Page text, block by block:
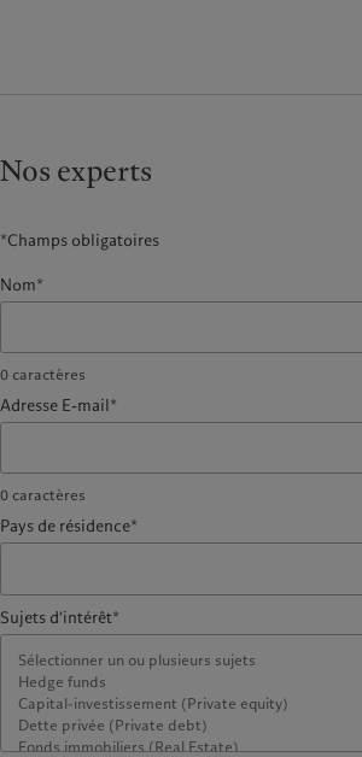
Nos experts
*Champs obligatoires
Nom*
0 caractères
Adresse E-mail*
0 caractères
Pays de résidence*
Sujets d’intérêt*